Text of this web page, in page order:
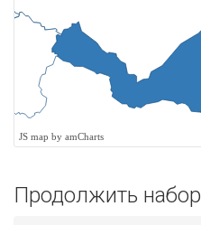
JS map by amCharts
Продолжить набор